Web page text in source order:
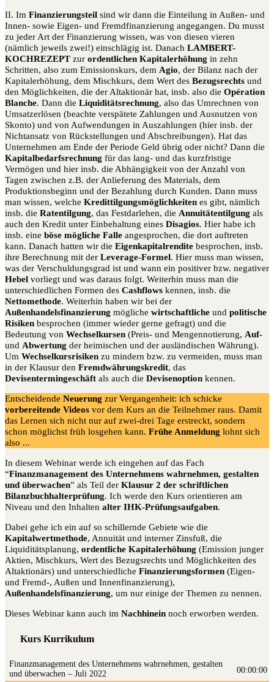
II. Im Finanzierungsteil sind wir dann die Einteilung in Außen- und
Innen- sowie Eigen- und Fremdfinanzierung angegangen. Du musst
zu jeder Art der Finanzierung wissen, was von diesen vieren
(nämlich jeweils zwei!) einschlägig ist. Danach LAMBERT-
KOCHREZEPT zur ordentlichen Kapitalerhöhung in zehn
Schritten, also zum Emissionskurs, dem Agio, der Bilanz nach der
Kapitalerhöhung, dem Mischkurs, dem Wert des Bezugsrechts und
den Möglichkeiten, die der Altaktionär hat, insb. also die Opération
Blanche. Dann die Liquiditätsrechnung, also das Umrechnen von
Umsatzerlösen (beachte verspätete Zahlungen und Ausnutzen von
Skonto) und von Aufwendungen in Auszahlungen (hier insb. der
Nichtansatz von Rückstellungen und Abschreibungen). Hat das
Unternehmen am Ende der Periode Geld übrig oder nicht? Dann die
Kapitalbedarfsrechnung für das lang- und das kurzfristige
Vermögen und hier insb. die Abhängigkeit von der Anzahl von
Tagen zwischen z.B. der Anlieferung des Materials, dem
Produktionsbeginn und der Bezahlung durch Kunden. Dann muss
man wissen, welche Kredittilgungsmöglichkeiten es gibt, nämlich
insb. die Ratentilgung, das Festdarlehen, die Annuitätentilgung als
auch den Kredit unter Einbehaltung eines Disagios. Hier habe ich
insb. eine böse mögliche Falle angesprochen, die dort auftreten
kann. Danach hatten wir die Eigenkapitalrendite besprochen, insb.
ihre Berechnung mit der Leverage-Formel. Hier muss man wissen,
was der Verschuldungsgrad ist und wann ein positiver bzw. negativer
Hebel vorliegt und was daraus folgt. Weiterhin muss man die
unterschiedlichen Formen des Cashflows kennen, insb. die
Nettomethode. Weiterhin haben wir bei der
Außenhandelsfinanzierung mögliche wirtschaftliche und politische
Risiken besprochen (immer wieder gerne gefragt) und die
Bedeutung von Wechselkursen (Preis- und Mengennotierung, Auf-
und Abwertung der heimischen und der ausländischen Währung).
Um Wechselkursrisiken zu mindern bzw. zu vermeiden, muss man
in der Klausur den Fremdwährungskredit, das
Devisentermingeschäft als auch die Devisenoption kennen.
Entscheidende Neuerung zur Vergangenheit: ich schicke
vorbereitende Videos vor dem Kurs an die Teilnehmer raus. Damit
das Lernen sich nicht nur auf zwei-drei Tage erstreckt, sondern
schon möglichst früh losgehen kann. Frühe Anmeldung lohnt sich
also ...
In diesem Webinar werde ich eingehen auf das Fach
“Finanzmanagement des Unternehmens wahrnehmen, gestalten
und überwachen” als Teil der Klausur 2 der schriftlichen
Bilanzbuchhalterprüfung. Ich werde den Kurs orientieren am
Niveau und den Inhalten alter IHK-Prüfungsaufgaben.
Dabei gehe ich ein auf so schillernde Gebiete wie die
Kapitalwertmethode, Annuität und interner Zinsfuß, die
Liquiditätsplanung, ordentliche Kapitalerhöhung (Emission junger
Aktien, Mischkurs, Wert des Bezugsrechts und Möglichkeiten des
Altaktionärs) und unterschiedliche Finanzierungsformen (Eigen-
und Fremd-, Außen und Innenfinanzierung),
Außenhandelsfinanzierung, um nur einige der Themen zu nennen.
Dieses Webinar kann auch im Nachhinein noch erworben werden.
Kurs Kurrikulum
Finanz­ma­nage­ment des Unter­neh­mens wahr­neh­men, gestal­ten
und über­wa­chen – Juli 2022
00:00:00